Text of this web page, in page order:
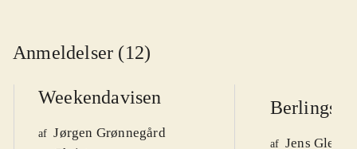
Anmeldelser (12)
Weekendavisen
af Jørgen Grønnegård
af Jens